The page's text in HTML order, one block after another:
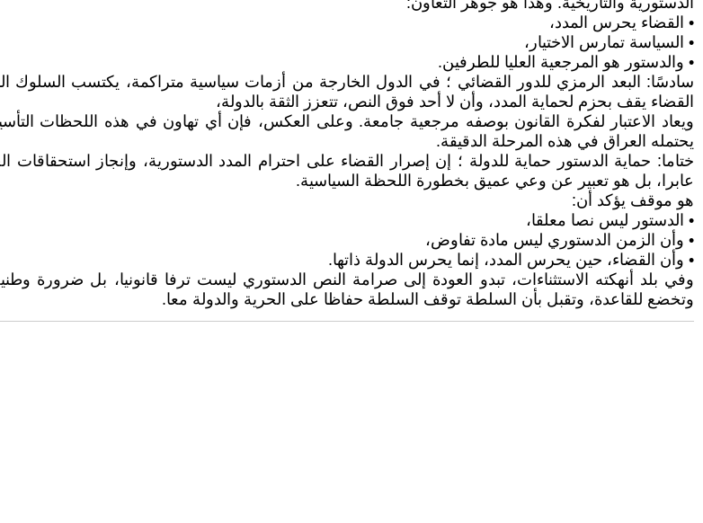
• القضاء يحرس المدد،
• السياسة تمارس الاختيار،
• والدستور هو المرجعية العليا للطرفين.
سادسًا: البعد الرمزي للدور القضائي ؛ في الدول الخارجة من أزمات سياسية متراكمة، يكتسب السلوك
القضاء يقف بحزم لحماية المدد، وأن لا أحد فوق النص، تتعزز الثقة بالدولة،
ويعاد الاعتبار لفكرة القانون بوصفه مرجعية جامعة. وعلى العكس، فإن أي تهاون في هذه اللحظات
يحتمله العراق في هذه المرحلة الدقيقة.
ختاما: حماية الدستور حماية للدولة ؛ إن إصرار القضاء على احترام المدد الدستورية، وإنجاز
عابرا، بل هو تعبير عن وعي عميق بخطورة اللحظة السياسية.
هو موقف يؤكد أن:
• الدستور ليس نصا معلقا،
• وأن الزمن الدستوري ليس مادة تفاوض،
• وأن القضاء، حين يحرس المدد، إنما يحرس الدولة ذاتها.
وفي بلد أنهكته الاستثناءات، تبدو العودة إلى صرامة النص الدستوري ليست ترفا قانونيا، بل ضرورة
وتخضع للقاعدة، وتقبل بأن السلطة توقف السلطة حفاظا على الحرية والدولة معا.